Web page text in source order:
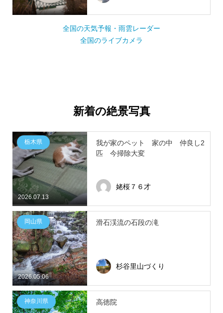
全国の天気予報・雨雲レーダー
全国のライブカメラ
新着の絶景写真
2026.07.13
栃木県
我が家のペット 家の中 仲良し2
匹 今掃除大変
姥桜７６才
2026.05.06
岡山県 滑石渓流の石段の滝
杉谷里山づくり
神奈川県 高徳院